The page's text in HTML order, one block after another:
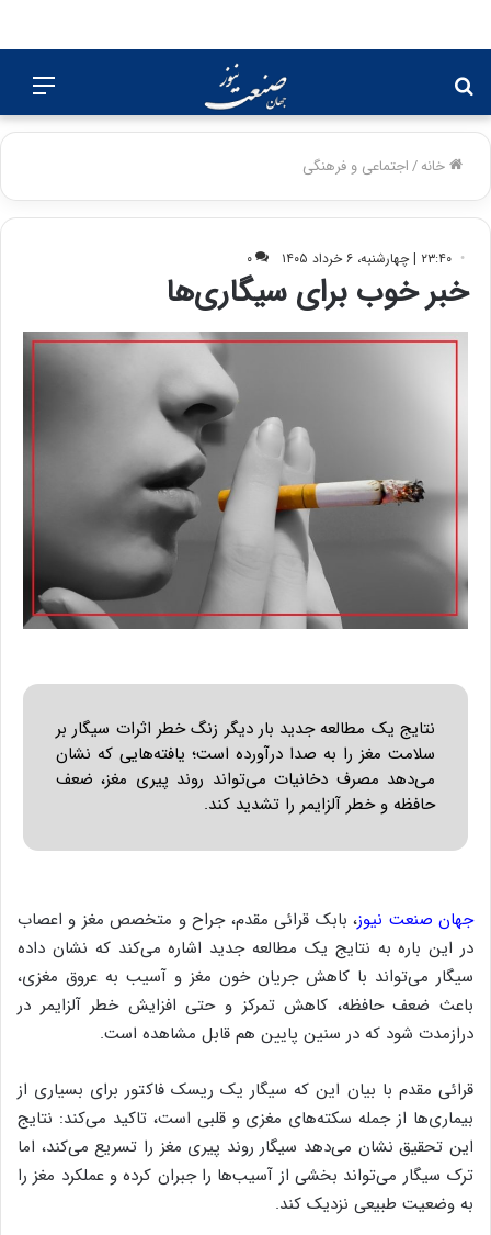
برای
خانه/اجتماعی و فرهنگی
۲۳:۴۰ | چهارشنبه، ۶ خرداد ۱۴۰۵ ۰
خبر خوب برای سیگاری‌ها
نتایج یک مطالعه جدید بار دیگر زنگ خطر اثرات سیگار بر
سلامت مغز را به صدا درآورده است؛ یافته‌هایی که نشان
می‌دهد مصرف دخانیات می‌تواند روند پیری مغز، ضعف
حافظه و خطر آلزایمر را تشدید کند.
جهان صنعت نیوز، بابک قرائی مقدم، جراح و متخصص مغز و اعصاب
در این باره به نتایج یک مطالعه جدید اشاره می‌کند که نشان داده
سیگار می‌تواند با کاهش جریان خون مغز و آسیب به عروق مغزی،
باعث ضعف حافظه، کاهش تمرکز و حتی افزایش خطر آلزایمر در
درازمدت شود که در سنین پایین هم قابل مشاهده‌ است.
قرائی مقدم با بیان این که سیگار یک ریسک فاکتور برای بسیاری از
بیماری‌ها از جمله سکته‌های مغزی و قلبی است، تاکید می‌کند: نتایج
این تحقیق نشان می‌دهد سیگار روند پیری مغز را تسریع می‌کند، اما
ترک سیگار می‌تواند بخشی از آسیب‌ها را جبران کرده و عملکرد مغز را
به وضعیت طبیعی نزدیک کند.